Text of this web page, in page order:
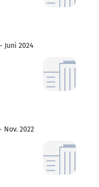
Juni 2024
Nov. 2022